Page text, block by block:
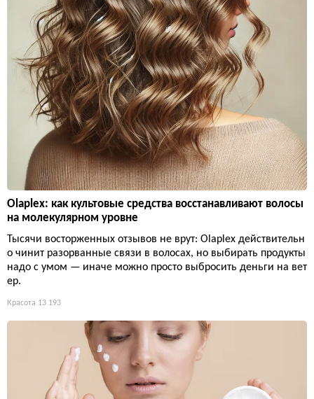
Olaplex: как культовые средства восстанавливают волосы
на молекулярном уровне
Тысячи восторженных отзывов не врут: Olaplex действительн
о чинит разорванные связи в волосах, но выбирать продукты
надо с умом — иначе можно просто выбросить деньги на вет
ер.
Красота 13 193